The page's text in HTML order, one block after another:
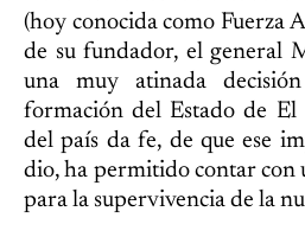
(hoy conocida como Fuerza
de su fundador, el general
una muy atinada
formación del Estado de El
del país da fe, de que ese
dio, ha permitido contar con
para la supervivencia de la